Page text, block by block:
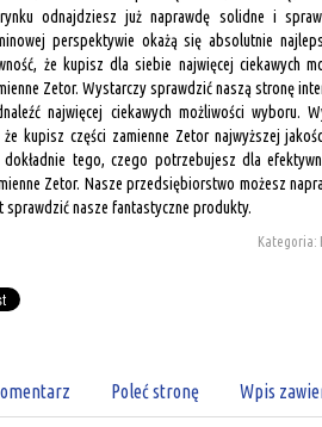
odnajdziesz już naprawdę solidne i
perspektywie okażą się absolutnie
że kupisz dla siebie najwięcej ciekawych
Zetor. Wystarczy sprawdzić naszą stronę
najwięcej ciekawych możliwości wyboru.
że kupisz części zamienne Zetor najwyższej
dokładnie tego, czego potrzebujesz dla
Zetor. Nasze przedsiębiorstwo możesz
sprawdzić nasze fantastyczne produkty.
Kategoria:
Poleć stronę Wpis